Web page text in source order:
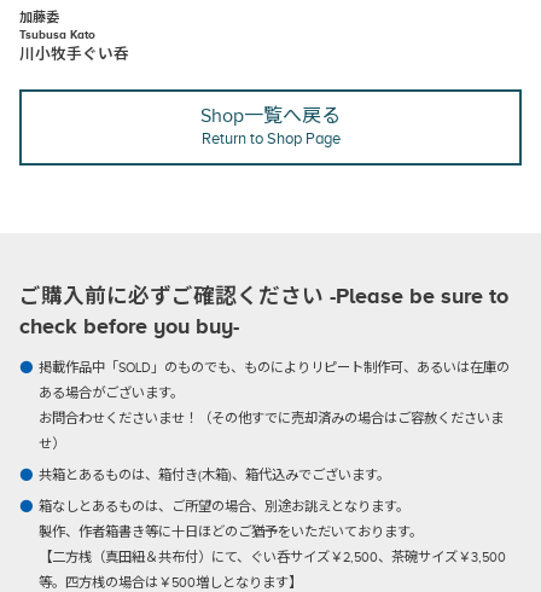
加藤委
Tsubusa Kato
川小牧手ぐい呑
Shop一覧へ戻る
Return to Shop Page
ご購入前に必ずご確認ください -Please be sure to
check before you buy-
掲載作品中「SOLD」のものでも、ものによりリピート制作可、あるいは在庫の
ある場合がございます。
お問合わせくださいませ！（その他すでに売却済みの場合はご容赦くださいま
せ）
共箱とあるものは、箱付き(木箱)、箱代込みでございます。
箱なしとあるものは、ご所望の場合、別途お誂えとなります。
製作、作者箱書き等に十日ほどのご猶予をいただいております。
【二方桟（真田紐＆共布付）にて、ぐい呑サイズ￥2,500、茶碗サイズ￥3,500
等。四方桟の場合は￥500増しとなります】